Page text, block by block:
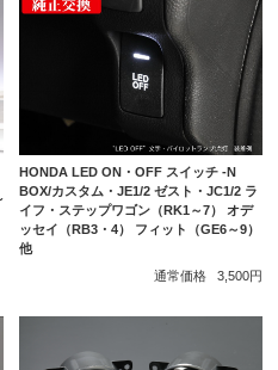
HONDA LED ON・OFF スイッチ -N
BOX/カスタム・JE1/2 ゼスト・JC1/2 ラ
イフ・ステップワゴン（RK1～7） オデ
ッセイ（RB3・4） フィット（GE6～9）
他
通常価格
3,500円